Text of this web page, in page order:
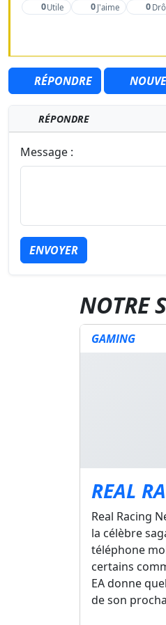
0Utile 0 J'aime 0
RÉPONDRE
RÉPONDRE
Message :
ENVOYER
NOTRE
GAMING
REAL
Real Racing
la célèbre
téléphone
certains
EA donne
de son